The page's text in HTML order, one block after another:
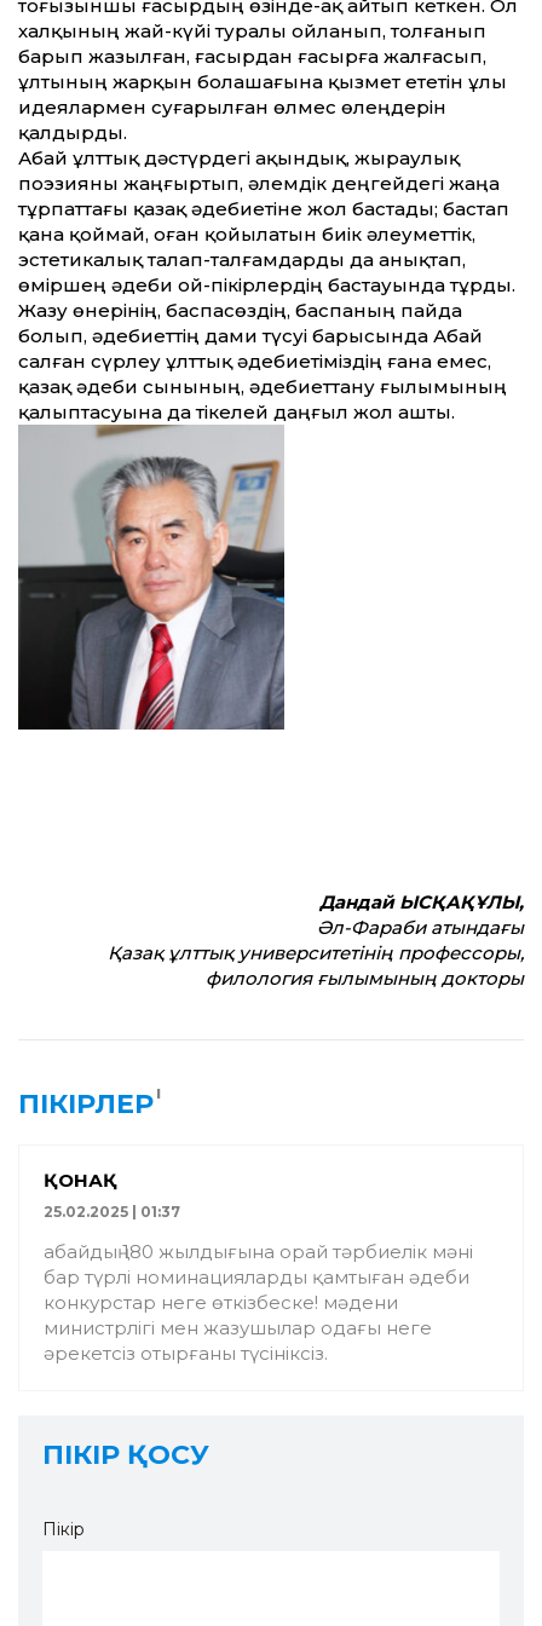
тоғызыншы ғасырдың өзінде-ақ айтып кеткен. Ол
халқының жай-күйі туралы ойланып, толғанып
барып жазылған, ғасырдан ғасырға жалғасып,
ұлтының жарқын болашағына қызмет ететін ұлы
идеялармен суғарылған өлмес өлеңдерін
қалдырды.
Абай ұлт­тық дәстүрдегі ақындық, жыраулық
поэзияны жаңғыртып, әлемдік деңгейдегі жаңа
тұрпат­тағы қазақ әдебиетіне жол бастады; бастап
қана қоймай, оған қойылатын биік әлеумет­тік,
эстетикалық талап-талғамдарды да анықтап,
өміршең әдеби ой-пікірлердің бастауында тұрды.
Жазу өнерінің, баспасөздің, баспаның пайда
болып, әдебиет­тің дами түсуі барысында Абай
салған сүрлеу ұлт­тық әдебиетіміздің ғана емес,
қазақ әдеби сынының, әдебиет­тану ғылымының
қалыптасуына да тікелей даңғыл жол ашты.
Дандай ЫСҚАҚҰЛЫ,
Әл-Фараби атындағы
Қазақ ұлт­тық университетінің профессоры,
филология ғылымының докторы
ПІКІРЛЕР1
ҚОНАҚ
25.02.2025 | 01:37
абайдың 180 жылдығына орай тәрбиелік мәні
бар түрлі номинацияларды қамтыған әдеби
конкурстар неге өткізбеске! мәдени
министрлігі мен жазушылар одағы неге
әрекетсіз отырғаны түсініксіз.
ПІКІР ҚОСУ
Пікір